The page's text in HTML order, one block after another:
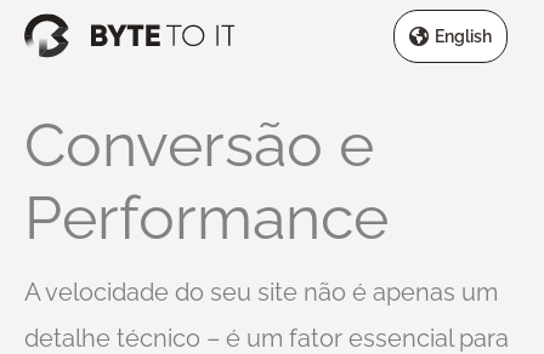
Skip
English
Conversão e
Performance
A velocidade do seu site não é apenas um
detalhe técnico – é um fator essencial para